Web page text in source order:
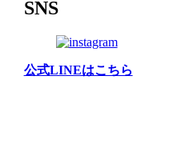
SNS
公式LINEはこちら